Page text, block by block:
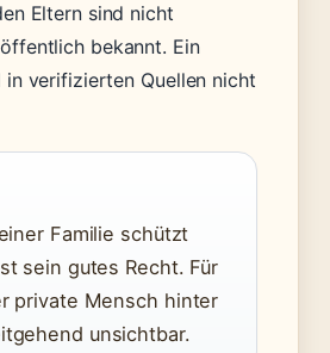
Eltern sind nicht
bekannt. Ein
in verifizierten Quellen nicht
Familie schützt
sein gutes Recht. Für
private Mensch hinter
unsichtbar.